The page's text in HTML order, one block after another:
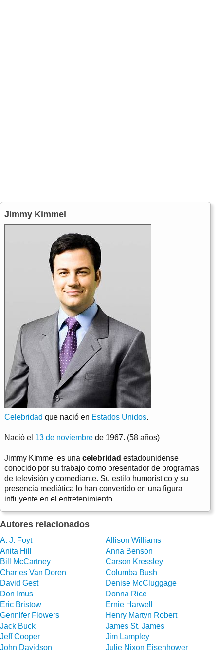
Jimmy Kimmel
Celebridad que nació en Estados Unidos.
Nació el 13 de noviembre de 1967. (58 años)
Jimmy Kimmel es una celebridad estadounidense
conocido por su trabajo como presentador de programas
de televisión y comediante. Su estilo humorístico y su
presencia mediática lo han convertido en una figura
influyente en el entretenimiento.
Autores relacionados
A. J. Foyt
Allison Williams
Anita Hill
Anna Benson
Bill McCartney
Carson Kressley
Charles Van Doren
Columba Bush
David Gest
Denise McCluggage
Don Imus
Donna Rice
Eric Bristow
Ernie Harwell
Gennifer Flowers
Henry Martyn Robert
Jack Buck
James St. James
Jeff Cooper
Jim Lampley
John Davidson
Julie Nixon Eisenhower